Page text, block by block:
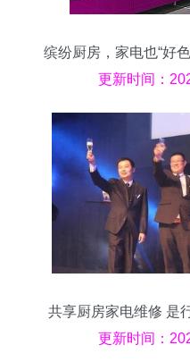
缤纷厨房，家电也“好
更新时间：
共享厨房家电维修 是
更新时间：